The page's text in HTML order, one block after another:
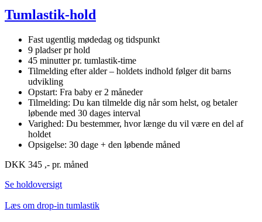
Tumlastik-hold
Fast ugentlig mødedag og tidspunkt
9 pladser pr hold
45 minutter pr. tumlastik-time
Tilmelding efter alder – holdets indhold følger dit barns
udvikling
Opstart: Fra baby er 2 måneder
Tilmelding: Du kan tilmelde dig når som helst, og betaler
løbende med 30 dages interval
Varighed: Du bestemmer, hvor længe du vil være en del af
holdet
Opsigelse: 30 dage + den løbende måned
DKK 345 ,- pr. måned
Se holdoversigt
Læs om drop-in tumlastik